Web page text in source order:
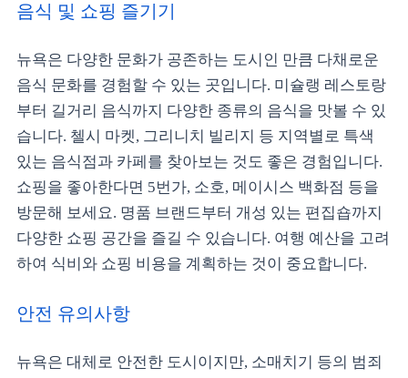
음식 및 쇼핑 즐기기
뉴욕은 다양한 문화가 공존하는 도시인 만큼 다채로운
음식 문화를 경험할 수 있는 곳입니다. 미슐랭 레스토랑
부터 길거리 음식까지 다양한 종류의 음식을 맛볼 수 있
습니다. 첼시 마켓, 그리니치 빌리지 등 지역별로 특색
있는 음식점과 카페를 찾아보는 것도 좋은 경험입니다.
쇼핑을 좋아한다면 5번가, 소호, 메이시스 백화점 등을
방문해 보세요. 명품 브랜드부터 개성 있는 편집숍까지
다양한 쇼핑 공간을 즐길 수 있습니다. 여행 예산을 고려
하여 식비와 쇼핑 비용을 계획하는 것이 중요합니다.
안전 유의사항
뉴욕은 대체로 안전한 도시이지만, 소매치기 등의 범죄